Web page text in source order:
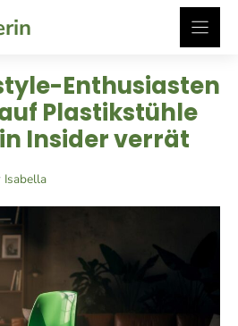
Enthusiasten
Plastikstühle
Insider verrät
Isabella